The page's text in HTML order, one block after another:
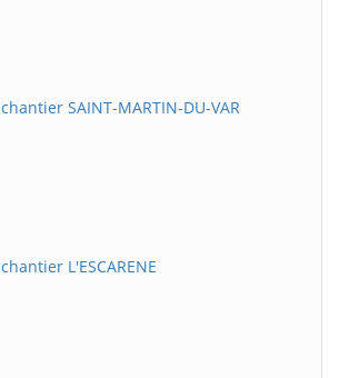
SAINT-MARTIN-DU-VAR
L'ESCARENE